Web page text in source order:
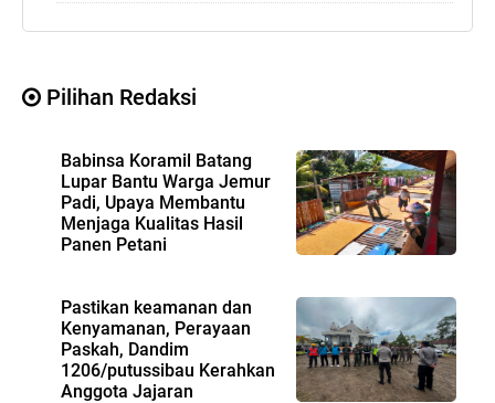
Pilihan Redaksi
Babinsa Koramil Batang
Lupar Bantu Warga Jemur
Padi, Upaya Membantu
Menjaga Kualitas Hasil
Panen Petani
Pastikan keamanan dan
Kenyamanan, Perayaan
Paskah, Dandim
1206/putussibau Kerahkan
Anggota Jajaran